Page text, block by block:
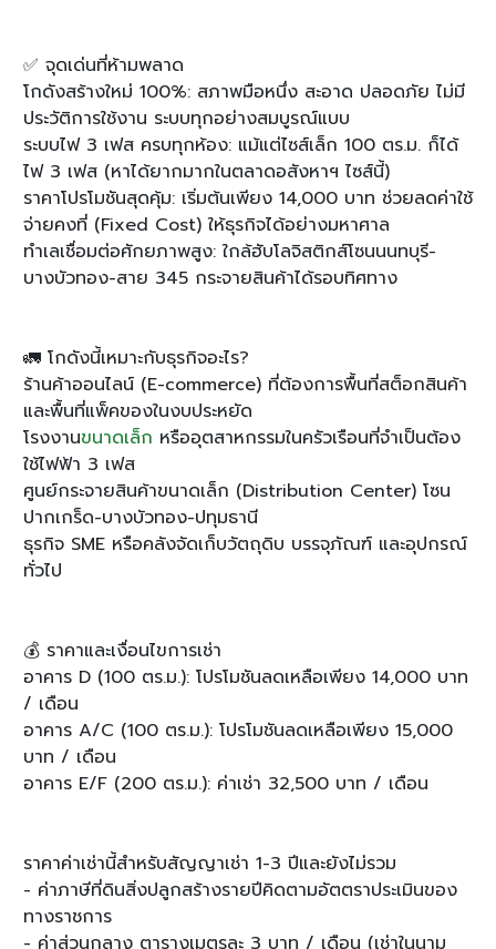
✅ จุดเด่นที่ห้ามพลาด
โกดังสร้างใหม่ 100%: สภาพมือหนึ่ง สะอาด ปลอดภัย ไม่มี
ประวัติการใช้งาน ระบบทุกอย่างสมบูรณ์แบบ
ระบบไฟ 3 เฟส ครบทุกห้อง: แม้แต่ไซส์เล็ก 100 ตร.ม. ก็ได้
ไฟ 3 เฟส (หาได้ยากมากในตลาดอสังหาฯ ไซส์นี้)
ราคาโปรโมชันสุดคุ้ม: เริ่มต้นเพียง 14,000 บาท ช่วยลดค่าใช้
จ่ายคงที่ (Fixed Cost) ให้ธุรกิจได้อย่างมหาศาล
ทำเลเชื่อมต่อศักยภาพสูง: ใกล้ฮับโลจิสติกส์โซนนนทบุรี-
บางบัวทอง-สาย 345 กระจายสินค้าได้รอบทิศทาง
🚛 โกดังนี้เหมาะกับธุรกิจอะไร?
ร้านค้าออนไลน์ (E-commerce) ที่ต้องการพื้นที่สต็อกสินค้า
และพื้นที่แพ็คของในงบประหยัด
โรงงานขนาดเล็ก หรืออุตสาหกรรมในครัวเรือนที่จำเป็นต้อง
ใช้ไฟฟ้า 3 เฟส
ศูนย์กระจายสินค้าขนาดเล็ก (Distribution Center) โซน
ปากเกร็ด-บางบัวทอง-ปทุมธานี
ธุรกิจ SME หรือคลังจัดเก็บวัตถุดิบ บรรจุภัณฑ์ และอุปกรณ์
ทั่วไป
💰 ราคาและเงื่อนไขการเช่า
อาคาร D (100 ตร.ม.): โปรโมชันลดเหลือเพียง 14,000 บาท
/ เดือน
อาคาร A/C (100 ตร.ม.): โปรโมชันลดเหลือเพียง 15,000
บาท / เดือน
อาคาร E/F (200 ตร.ม.): ค่าเช่า 32,500 บาท / เดือน
ราคาค่าเช่านี้สำหรับสัญญาเช่า 1-3 ปีและยังไม่รวม
- ค่าภาษีที่ดินสิ่งปลูกสร้างรายปีคิดตามอัตตราประเมินของ
ทางราชการ
- ค่าส่วนกลาง ตารางเมตรละ 3 บาท / เดือน (เช่าในนาม